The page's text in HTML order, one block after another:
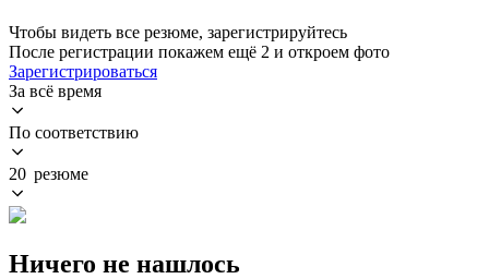
Чтобы видеть все резюме, зарегистрируйтесь
После регистрации покажем ещё 2 и откроем фото
Зарегистрироваться
За всё время
По соответствию
20 резюме
Ничего не нашлось